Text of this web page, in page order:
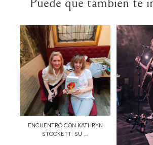
ENCUENTRO CON KATHRYN
STOCKETT: SU ...